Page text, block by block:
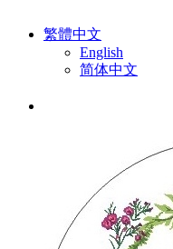
繁體中文
English
简体中文
默認 |熱賣|最高價格
有關喜慶花籃 (12 件產品)
最新到貨
最高價格
最低價格